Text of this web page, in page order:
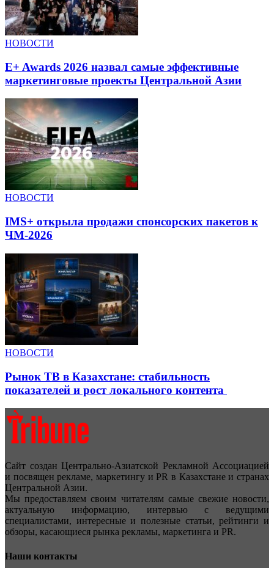
НОВОСТИ
E+ Awards 2026 назвал самые эффективные
маркетинговые проекты Центральной Азии
НОВОСТИ
IMS+ открыла продажи спонсорских пакетов к
ЧМ-2026
НОВОСТИ
Рынок ТВ в Казахстане: стабильность
показателей и рост локального контента
Сайт создан Центрально-Азиатской Рекламной Ассоциацией
и посвящен рекламе, маркетингу и PR в Казахстане и странах
Центральной Азии.
Мы предоставляем своим читателям самые свежие новости,
актуальную информацию, интервью с ведущими
специалистами, интересные и полезные статьи, рейтинги и
обзоры, касающиеся рынка рекламы, маркетинга и PR.
Наши контакты